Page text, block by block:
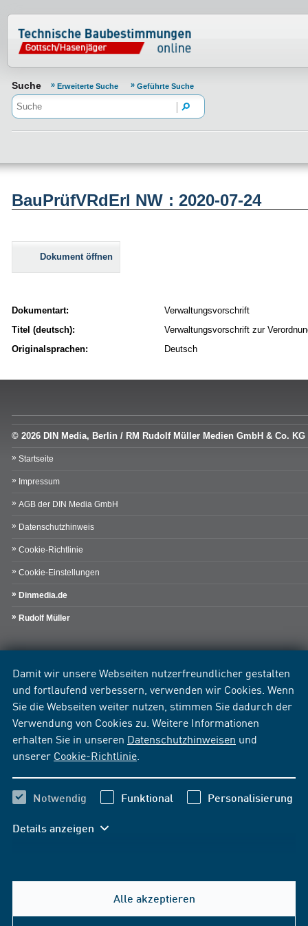
Damit wir unsere Webseiten nutzerfreundlicher gestalten
und fortlaufend verbessern, verwenden wir Cookies. Wenn
Sie die Webseiten weiter nutzen, stimmen Sie dadurch der
Verwendung von Cookies zu. Weitere Informationen
erhalten Sie in unseren Datenschutzhinweisen und
unserer Cookie-Richtlinie
Notwendig Funktional Personalisierung
Details anzeigen
Alle akzeptieren
Normenportal Barrierefreiheit
Suche Erweiterte Suche Geführte Suche
BauPrüfVRdErl NW : 2020-07-24
Dokument öffnen
Dokumentart:
Verwaltungsvorschrift
Titel (deutsch):
Verwaltungsvorschrift zur
Originalsprachen:
Deutsch
© 2026 DIN Media, Berlin / RM Rudolf Müller Medien GmbH & Co. KG
Startseite
Impressum
AGB der DIN Media GmbH
Datenschutzhinweis
Cookie-Richtlinie
Cookie-Einstellungen
Dinmedia.de
Rudolf Müller
Hilfe & Kontakt